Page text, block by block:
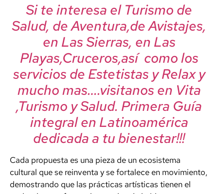
Si te interesa el Turismo de
Salud, de Aventura,de Avistajes,
en Las Sierras, en Las
Playas,Cruceros,así como los
servicios de Estetistas y Relax y
mucho mas….visitanos en Vita
,Turismo y Salud. Primera Guía
integral en Latinoamérica
dedicada a tu bienestar!!!
Cada propuesta es una pieza de un ecosistema
cultural que se reinventa y se fortalece en movimiento,
demostrando que las prácticas artísticas tienen el